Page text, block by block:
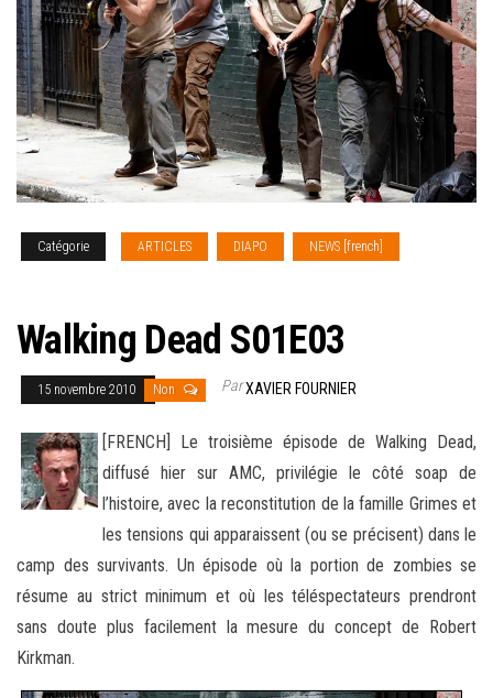
Catégorie ARTICLES DIAPO NEWS [french]
Walking Dead S01E03
15 novembre 2010 Non ParXAVIER FOURNIER
[FRENCH] Le troisième épisode de Walking Dead,
diffusé hier sur AMC, privilégie le côté soap de
l’histoire, avec la reconstitution de la famille Grimes et
les tensions qui apparaissent (ou se précisent) dans le
camp des survivants. Un épisode où la portion de zombies se
résume au strict minimum et où les téléspectateurs prendront
sans doute plus facilement la mesure du concept de Robert
Kirkman.